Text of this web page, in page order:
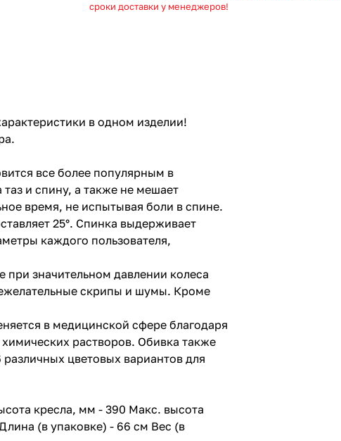
сроки доставки у менеджеров!
в одном изделии!
все более популярным в
и спину, а также не мешает
время, не испытывая боли в спине.
25°. Спинка выдерживает
каждого пользователя,
значительном давлении колеса
скрипы и шумы. Кроме
в медицинской сфере благодаря
растворов. Обивка также
цветовых вариантов для
кресла, мм - 390 Макс. высота
(в упаковке) - 66 см Вес (в